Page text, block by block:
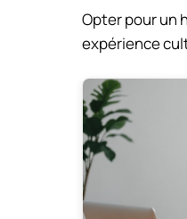
Opter pour un
expérience